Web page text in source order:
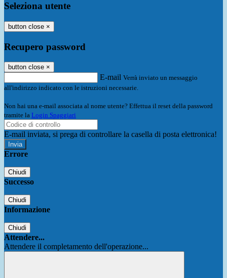
Seleziona utente
button close ×
Recupero password
button close ×
E-mail Verrà inviato un messaggio
all'indirizzo indicato con le istruzioni necessarie.
Non hai una e-mail associata al nome utente? Effettua il reset della password
tramite la Login Spaggiari
E-mail inviata, si prega di controllare la casella di posta elettronica!
Errore
Chiudi
Successo
Chiudi
Informazione
Chiudi
Attendere...
Attendere il completamento dell'operazione...